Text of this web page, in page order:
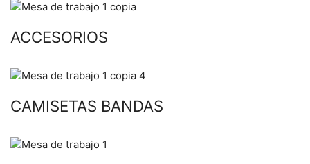
ACCESORIOS
CAMISETAS BANDAS